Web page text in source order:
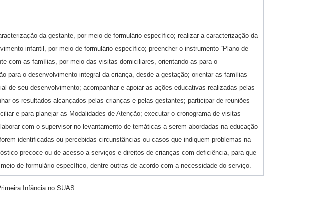
da gestante, por meio de formulário específico; realizar a caracterização da
infantil, por meio de formulário específico; preencher o instrumento “Plano de
com as famílias, por meio das visitas domiciliares, orientando-as para o
para o desenvolvimento integral da criança, desde a gestação; orientar as famílias
de seu desenvolvimento; acompanhar e apoiar as ações educativas realizadas pelas
os resultados alcançados pelas crianças e pelas gestantes; participar de reuniões
e para planejar as Modalidades de Atenção; executar o cronograma de visitas
com o supervisor no levantamento de temáticas a serem abordadas na educação
identificadas ou percebidas circunstâncias ou casos que indiquem problemas na
precoce ou de acesso a serviços e direitos de crianças com deficiência, para que
de formulário específico, dentre outras de acordo com a necessidade do serviço.
Infância no SUAS.